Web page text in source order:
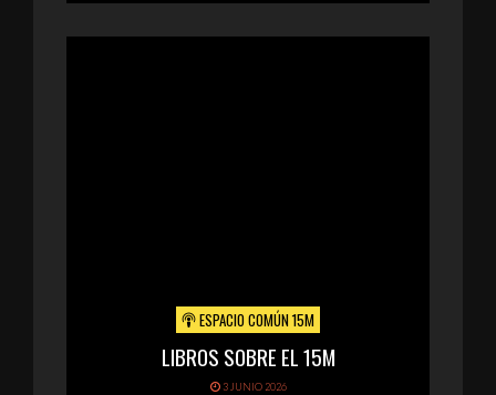
ESPACIO COMÚN 15M
LIBROS SOBRE EL 15M
3 JUNIO 2026